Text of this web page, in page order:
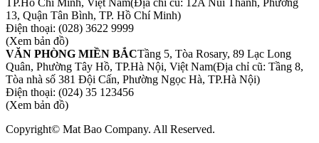
TP.Hồ Chí Minh, Việt Nam(Địa chỉ cũ: 12A Núi Thành, Phường
13, Quận Tân Bình, TP. Hồ Chí Minh)
Điện thoại: (028) 3622 9999
(Xem bản đồ)
VĂN PHÒNG MIỀN BẮCTầng 5, Tòa Rosary, 89 Lạc Long
Quân, Phường Tây Hồ, TP.Hà Nội, Việt Nam(Địa chỉ cũ: Tầng 8,
Tòa nhà số 381 Đội Cấn, Phường Ngọc Hà, TP.Hà Nội)
Điện thoại: (024) 35 123456
(Xem bản đồ)
Copyright© Mat Bao Company. All Reserved.